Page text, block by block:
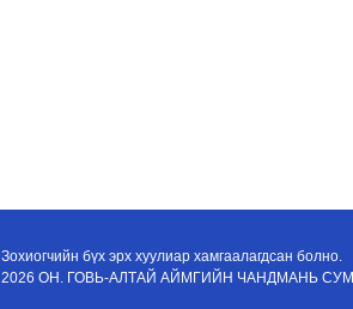
Зохиогчийн бүх эрх хуулиар хамгаалагдсан болно.
2026 ОН. ГОВЬ-АЛТАЙ АЙМГИЙН ЧАНДМАНЬ СУМ